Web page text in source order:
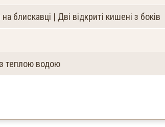
блискавці | Дві відкриті кишені з боків
теплою водою